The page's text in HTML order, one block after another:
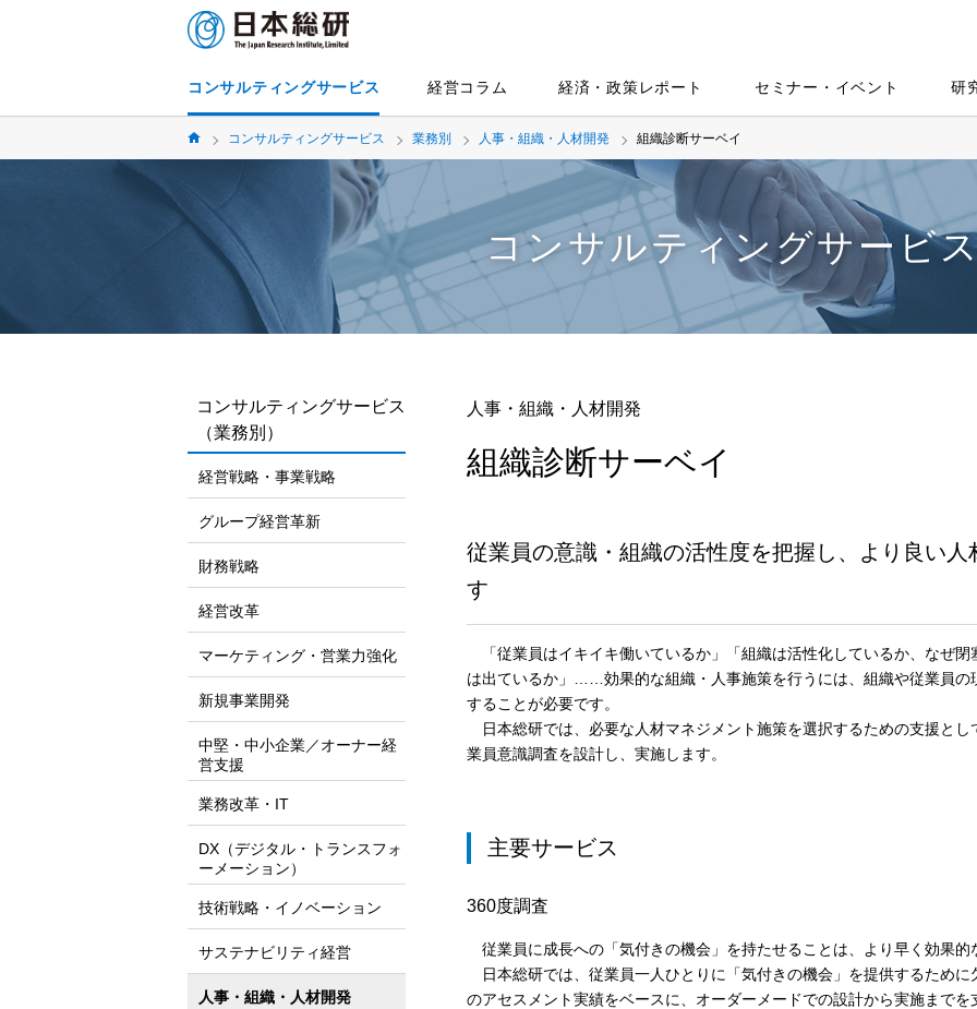
コンサルティングサービス 経営コラム 経済・政策レポート セミナー・イベント 研
コンサルティングサービス 業務別 人事・組織・人材開発 組織診断サーベイ
コンサルティングサービ
人事・組織・人材開発
組織診断サーベイ
従業員の意識・組織の活性度を把握し、より良い人
す
「従業員はイキイキ働いているか」「組織は活性化しているか、なぜ
は出ているか」……効果的な組織・人事施策を行うには、組織や従業員の
することが必要です。
日本総研では、必要な人材マネジメント施策を選択するための支援と
業員意識調査を設計し、実施します。
主要サービス
360度調査
従業員に成長への「気付きの機会」を持たせることは、より早く効果的
日本総研では、従業員一人ひとりに「気付きの機会」を提供するために
のアセスメント実績をベースに、オーダーメードでの設計から実施まで
コンサルティングサービス
（業務別）
経営戦略・事業戦略
グループ経営革新
財務戦略
経営改革
マーケティング・営業力強化
新規事業開発
中堅・中小企業／オーナー経
営支援
業務改革・IT
DX（デジタル・トランスフォ
ーメーション）
技術戦略・イノベーション
サステナビリティ経営
人事・組織・人材開発